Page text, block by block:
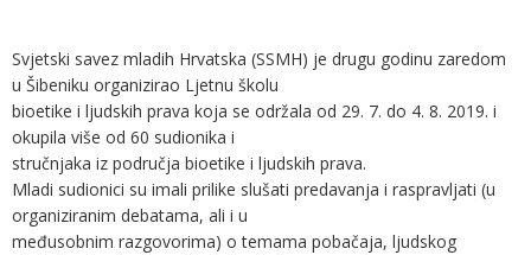
Svjetski savez mladih Hrvatska (SSMH) je drugu godinu zaredom
u Šibeniku organizirao Ljetnu školu
bioetike i ljudskih prava koja se održala od 29. 7. do 4. 8. 2019. i
okupila više od 60 sudionika i
stručnjaka iz područja bioetike i ljudskih prava.
Mladi sudionici su imali prilike slušati predavanja i raspravljati (u
organiziranim debatama, ali i u
međusobnim razgovorima) o temama pobačaja, ljudskog